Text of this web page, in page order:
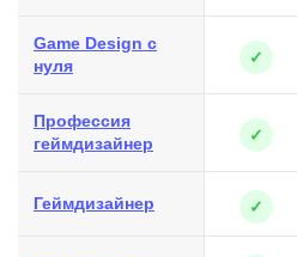
Game Design с
нуля
✓
Профессия
геймдизайнер
✓
Геймдизайнер ✓